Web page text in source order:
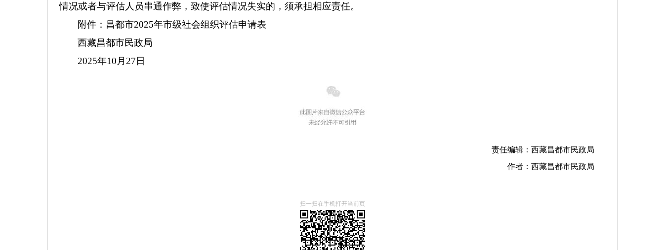
情况或者与评估人员串通作弊，致使评估情况失实的，须承担相应责任。
附件：昌都市2025年市级社会组织评估申请表
西藏昌都市民政局
2025年10月27日
责任编辑：西藏昌都市民政局
作者：西藏昌都市民政局
扫一扫在手机打开当前页